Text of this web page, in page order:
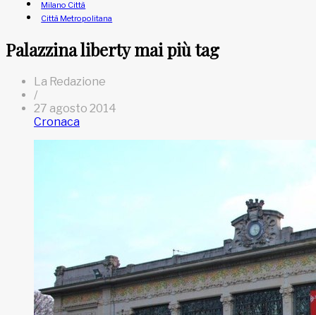
Milano Città
Città Metropolitana
Palazzina liberty mai più tag
La Redazione
/
27 agosto 2014
Cronaca